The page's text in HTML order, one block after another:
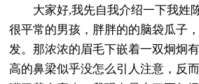
大家好,我先自我介绍一下我姓
很平常的男孩，胖胖的的脑袋瓜子
发。那浓浓的眉毛下嵌着一双炯炯
高的鼻梁似乎没怎么引人注意，反